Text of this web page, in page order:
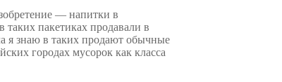
— напитки в
пакетиках продавали в
я знаю в таких продают обычные
городах мусорок как класса